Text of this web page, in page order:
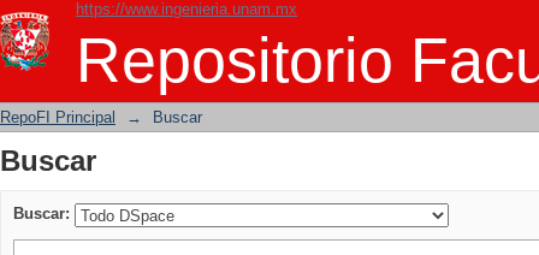
https://www.ingenieria.unam.mx
Repositorio
Buscar
RepoFI Principal → Buscar
Buscar
Buscar: